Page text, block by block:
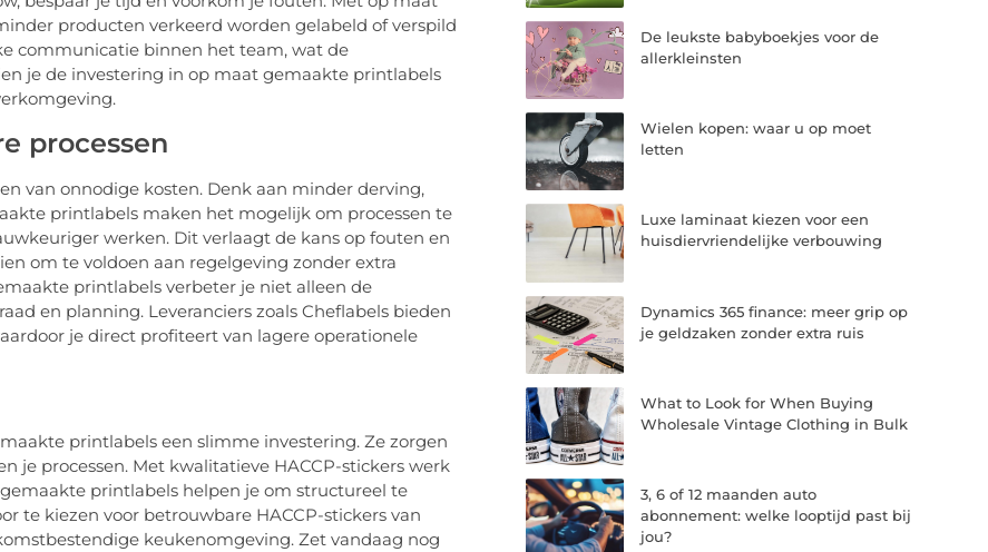
producten verkeerd worden gelabeld of verspild
communicatie binnen het team, wat de
je de investering in op maat gemaakte printlabels
processen
van onnodige kosten. Denk aan minder derving,
printlabels maken het mogelijk om processen te
werken. Dit verlaagt de kans op fouten en
om te voldoen aan regelgeving zonder extra
printlabels verbeter je niet alleen de
en planning. Leveranciers zoals Cheflabels bieden
je direct profiteert van lagere operationele
printlabels een slimme investering. Ze zorgen
je processen. Met kwalitatieve HACCP-stickers werk
printlabels helpen je om structureel te
te kiezen voor betrouwbare HACCP-stickers van
keukenomgeving. Zet vandaag nog
De leukste babyboekjes voor de
allerkleinsten
Wielen kopen: waar u op moet
letten
Luxe laminaat kiezen voor een
huisdiervriendelijke verbouwing
Dynamics 365 finance: meer grip op
je geldzaken zonder extra ruis
What to Look for When Buying
Wholesale Vintage Clothing in Bulk
3, 6 of 12 maanden auto
abonnement: welke looptijd past bij
jou?